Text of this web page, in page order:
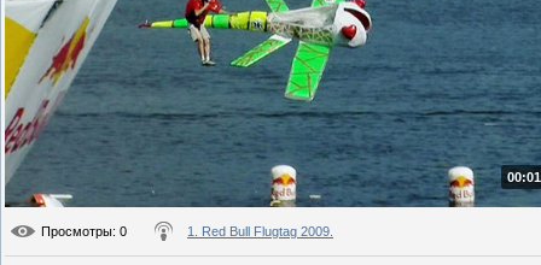
Просмотры: 0 1. Red Bull Flugtag 2009.